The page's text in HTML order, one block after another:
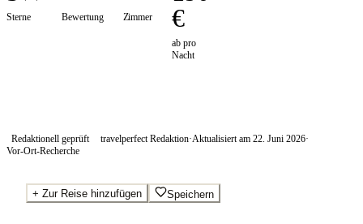
Sterne Bewertung Zimmer
€
ab pro
Nacht
Redaktionell geprüft travelperfect Redaktion·Aktualisiert am 22. Juni 2026·
Vor-Ort-Recherche
+ Zur Reise hinzufügen Speichern